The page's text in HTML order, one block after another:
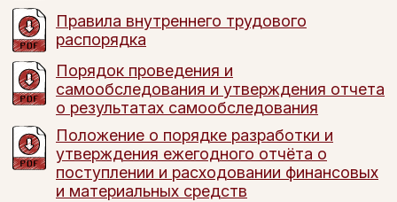
Правила внутреннего трудового
распорядка
Порядок проведения и
самообследования и утверждения отчета
о результатах самообследования
Положение о порядке разработки и
утверждения ежегодного отчёта о
поступлении и расходовании финансовых
и материальных средств